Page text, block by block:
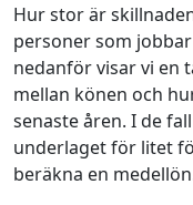
Hur stor är
personer som
nedanför visar vi en
mellan könen och
senaste åren. I de
underlaget för litet
beräkna en